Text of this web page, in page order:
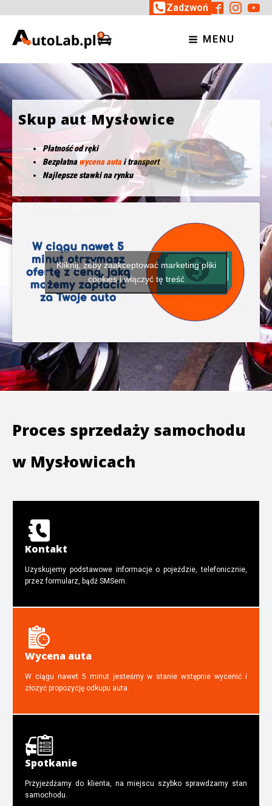
Zadzwoń
MENU
Skup aut Mysłowice
Płatność od ręki
Bezpłatnawycena autai transport
Najlepsze stawki na rynku
Kliknij, żeby zaakceptować marketing pliki
cookies i włączyć tę treść
Proces sprzedaży samochodu
w Mysłowicach
Kontakt
Uzyskujemy podstawowe informacje o pojeździe, telefonicznie,
przez formularz, bądź SMSem.
Wycena auta
W ciągu nawet 5 minut jesteśmy w stanie wstępnie wycenić i
złozyć propozycję odkupu auta.
Spotkanie
Przyjeżdżamy do klienta, na miejscu szybko sprawdzamy stan
samochodu.